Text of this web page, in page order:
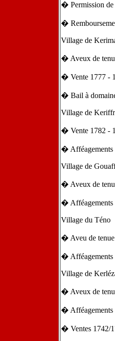
� Permission de
�
Village de
� Aveux de
� Vente 1777 -
� Bail à
Village de
� Vente 1782 -
� Afféagements
Village de
� Aveux de
� Afféagements
Village du Téno
� Aveu de
� Afféagements
Village de
� Aveux de
� Afféagements
� Ventes 1742/